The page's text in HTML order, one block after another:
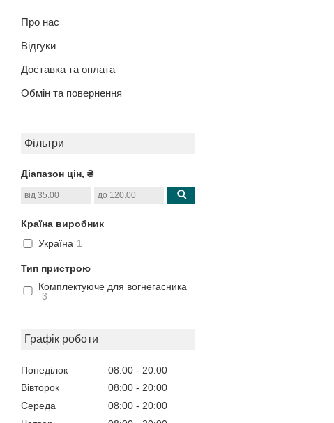
Про нас
Відгуки
Доставка та оплата
Обмін та повернення
Фільтри
Діапазон цін, ₴
Країна виробник
Україна 1
Тип пристрою
Комплектуюче для вогнегасника
3
Графік роботи
Понеділок 08:00
20:00
Вівторок
08:00
20:00
Середа
08:00
20:00